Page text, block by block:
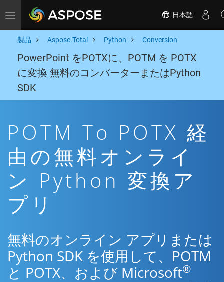
Toggle navigation 日本語
製品 Aspose.Total Python Conversion
PowerPoint をPOTXに、POTM を POTX
に変換 無料のコンバーターまたはPython
SDK
POTM To POTX 経
由の無料オンライ
ン Python 変換ア
プリ
無料のオンライン アプリまたは
Python SDK を使用して、POTM
と POTX、および Microsoft®